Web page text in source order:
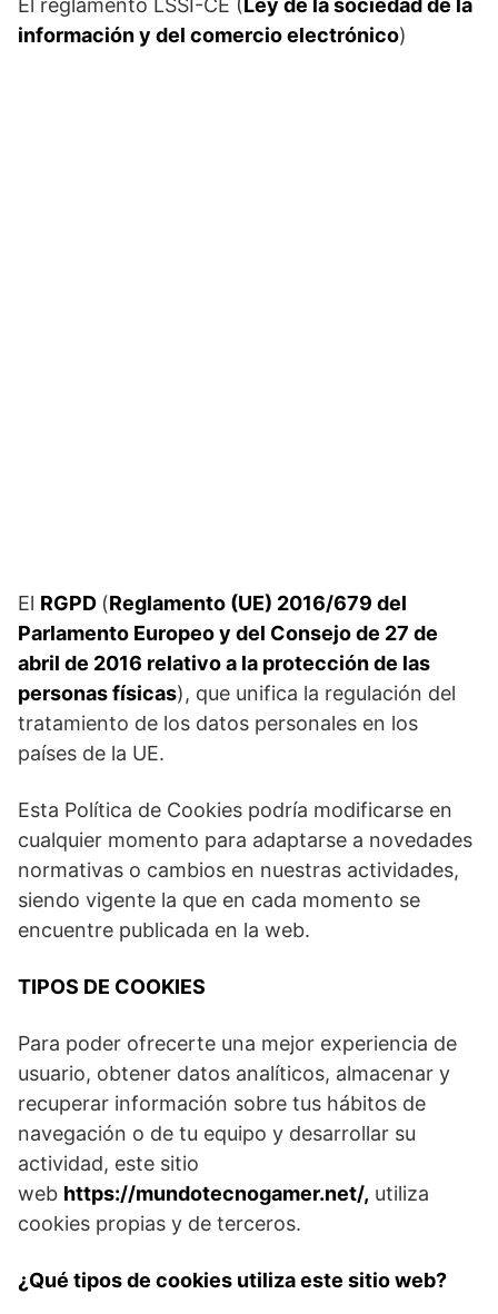
El reglamento LSSI-CE ( Ley de la sociedad de la
información y del comercio electrónico)
El RGPD (Reglamento (UE) 2016/679 del
Parlamento Europeo y del Consejo de 27 de
abril de 2016 relativo a la protección de las
personas físicas), que unifica la regulación del
tratamiento de los datos personales en los
países de la UE.
Esta Política de Cookies podría modificarse en
cualquier momento para adaptarse a novedades
normativas o cambios en nuestras actividades,
siendo vigente la que en cada momento se
encuentre publicada en la web.
TIPOS DE COOKIES
Para poder ofrecerte una mejor experiencia de
usuario, obtener datos analíticos, almacenar y
recuperar información sobre tus hábitos de
navegación o de tu equipo y desarrollar su
actividad, este sitio
web https://mundotecnogamer.net/, utiliza
cookies propias y de terceros.
¿Qué tipos de cookies utiliza este sitio web?